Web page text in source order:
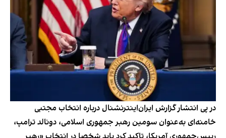
در پی انتشار گزارش ایران‌اینترنشنال درباره انتخاب مجتبی
خامنه‌ای به‌عنوان سومین رهبر جمهوری اسلامی، دونالد ترامپ،